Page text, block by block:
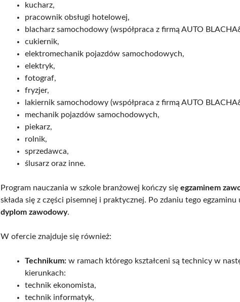
kucharz,
pracownik obsługi hotelowej,
blacharz samochodowy (współpraca z firmą AUTO
cukiernik,
elektromechanik pojazdów samochodowych,
elektryk,
fotograf,
fryzjer,
lakiernik samochodowy (współpraca z firmą AUTO
mechanik pojazdów samochodowych,
piekarz,
rolnik,
sprzedawca,
ślusarz oraz inne.
Program nauczania w szkole branżowej kończy sięegzaminem
składa się z części pisemnej i praktycznej. Po zdaniu tego
dyplom zawodowy.
W ofercie znajduje się również:
Technikum: w ramach którego kształceni są technicy w
kierunkach:
technik ekonomista,
technik informatyk,